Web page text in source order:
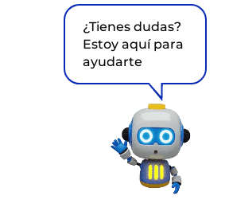
¿Tienes dudas?
Estoy aquí para
ayudarte